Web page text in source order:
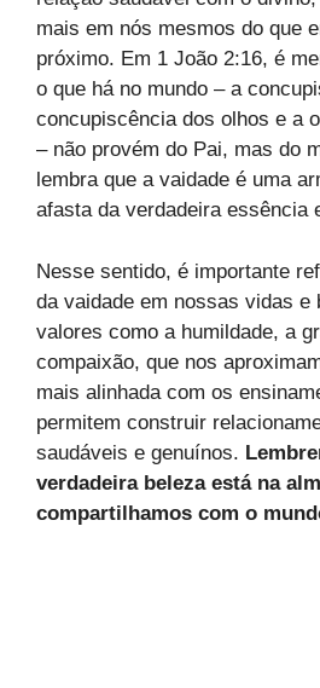
mais em nós mesmos do que
próximo. Em 1 João 2:16, é
o que há no mundo – a
concupiscência dos olhos e a
– não provém do Pai, mas do
lembra que a vaidade é uma
afasta da verdadeira essência
Nesse sentido, é importante
da vaidade em nossas vidas e
valores como a humildade, a
compaixão, que nos
mais alinhada com os
permitem construir
saudáveis e genuínos.
verdadeira beleza está na
compartilhamos com o